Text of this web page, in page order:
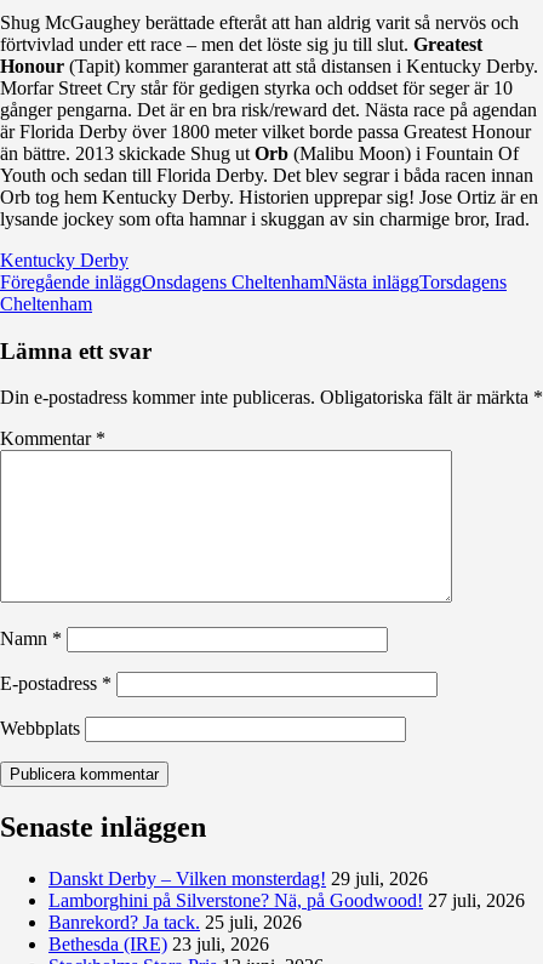
Shug McGaughey berättade efteråt att han aldrig varit så nervös och
förtvivlad under ett race – men det löste sig ju till slut. Greatest
Honour (Tapit) kommer garanterat att stå distansen i Kentucky Derby.
Morfar Street Cry står för gedigen styrka och oddset för seger är 10
gånger pengarna. Det är en bra risk/reward det. Nästa race på agendan
är Florida Derby över 1800 meter vilket borde passa Greatest Honour
än bättre. 2013 skickade Shug ut Orb (Malibu Moon) i Fountain Of
Youth och sedan till Florida Derby. Det blev segrar i båda racen innan
Orb tog hem Kentucky Derby. Historien upprepar sig! Jose Ortiz är en
lysande jockey som ofta hamnar i skuggan av sin charmige bror, Irad.
Kentucky Derby
Inläggsnavigering
Föregående inläggOnsdagens CheltenhamNästa inläggTorsdagens
Cheltenham
Lämna ett svar
Din e-postadress kommer inte publiceras. Obligatoriska fält är märkta *
Kommentar *
Namn *
E-postadress *
Webbplats
Senaste inläggen
Danskt Derby – Vilken monsterdag! 29 juli, 2026
Lamborghini på Silverstone? Nä, på Goodwood! 27 juli, 2026
Banrekord? Ja tack. 25 juli, 2026
Bethesda (IRE) 23 juli, 2026